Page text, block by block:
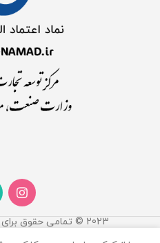
2023 © تمامی حقوق برای اوشن آکوا محفوظ است